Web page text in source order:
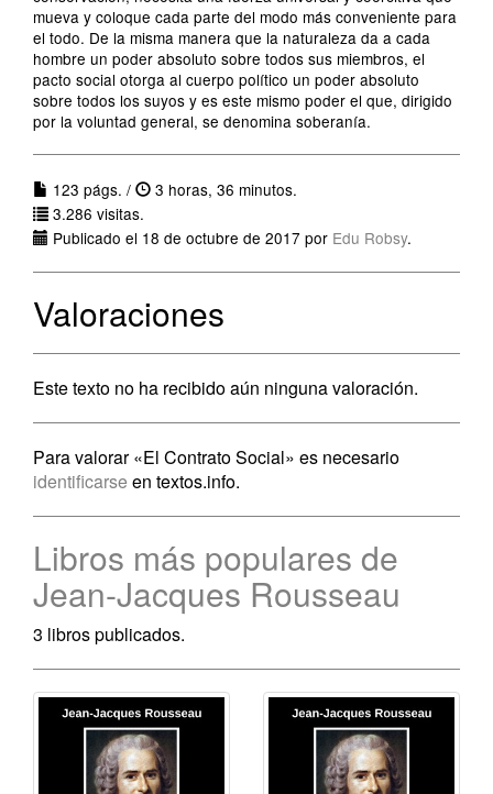
mueva y coloque cada parte del modo más conveniente para
el todo. De la misma manera que la naturaleza da a cada
hombre un poder absoluto sobre todos sus miembros, el
pacto social otorga al cuerpo político un poder absoluto
sobre todos los suyos y es este mismo poder el que, dirigido
por la voluntad general, se denomina soberanía.
123 págs. /
3 horas, 36 minutos.
3.286 visitas.
Publicado el 18 de octubre de 2017 por Edu Robsy.
Valoraciones
Este texto no ha recibido aún ninguna valoración.
Para valorar «El Contrato Social» es necesario
identificarse en textos.info.
Libros más populares de
Jean-Jacques Rousseau
3 libros publicados.